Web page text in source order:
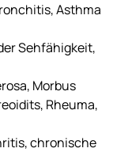
Asthma
Sehfähigkeit,
Morbus
Rheuma,
chronische